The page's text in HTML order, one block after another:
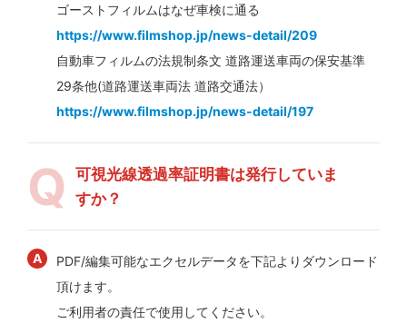
ゴーストフィルムはなぜ車検に通る
https://www.filmshop.jp/news-detail/209
自動車フィルムの法規制条文 道路運送車両の保安基準
29条他(道路運送車両法 道路交通法）
https://www.filmshop.jp/news-detail/197
可視光線透過率証明書は発行していま
すか？
PDF/編集可能なエクセルデータを下記よりダウンロード
頂けます。
ご利用者の責任で使用してください。